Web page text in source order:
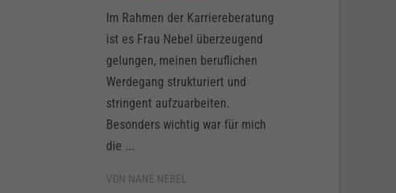
Im Rahmen der Karriereberatung
ist es Frau Nebel überzeugend
gelungen, meinen beruflichen
Werdegang strukturiert und
stringent aufzuarbeiten.
Besonders wichtig war für mich
die ...
VON NANE NEBEL